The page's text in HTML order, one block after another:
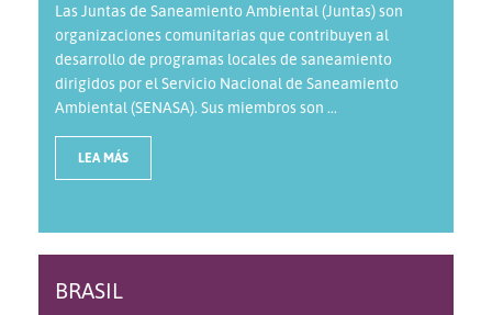
Las Juntas de Saneamiento Ambiental (Juntas) son
organizaciones comunitarias que contribuyen al
desarrollo de programas locales de saneamiento
dirigidos por el Servicio Nacional de Saneamiento
Ambiental (SENASA). Sus miembros son ...
LEA MÁS
BRASIL